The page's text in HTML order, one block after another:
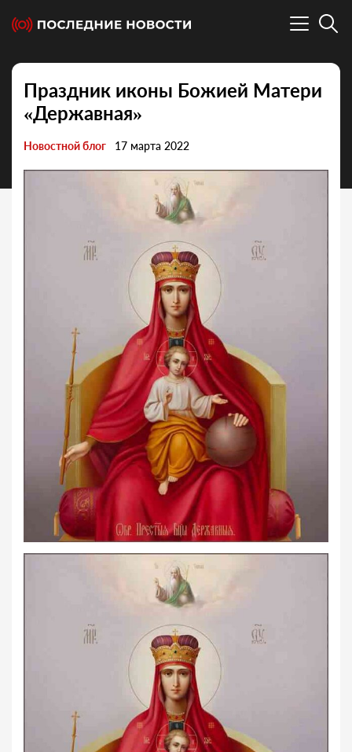
Праздник иконы Божией Матери
«Державная»
Новостной блог 17 марта 2022